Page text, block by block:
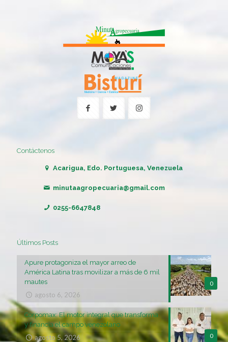
Contáctenos
Acarigua, Edo. Portuguesa, Venezuela
minutaagropecuaria@gmail.com
0255-6647848
Últimos Posts
0
Apure protagoniza el mayor arreo de
América Latina tras movilizar a más de 6 mil
mautes
agosto 6, 2026
0
Corpomax: El motor integral que transforma
y financia el campo venezolano
agosto 5, 2026